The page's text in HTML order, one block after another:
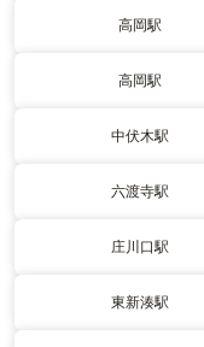
高岡駅
高岡駅
中伏木駅
六渡寺駅
庄川口駅
東新湊駅